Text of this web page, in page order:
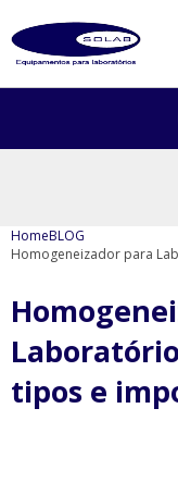
HomeBLOG
Homogeneizador para
tipos e